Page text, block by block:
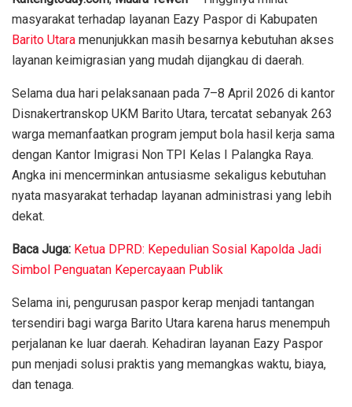
masyarakat terhadap layanan Eazy Paspor di Kabupaten
Barito Utara menunjukkan masih besarnya kebutuhan akses
layanan keimigrasian yang mudah dijangkau di daerah.
Selama dua hari pelaksanaan pada 7–8 April 2026 di kantor
Disnakertranskop UKM Barito Utara, tercatat sebanyak 263
warga memanfaatkan program jemput bola hasil kerja sama
dengan Kantor Imigrasi Non TPI Kelas I Palangka Raya.
Angka ini mencerminkan antusiasme sekaligus kebutuhan
nyata masyarakat terhadap layanan administrasi yang lebih
dekat.
Baca Juga: Ketua DPRD: Kepedulian Sosial Kapolda Jadi
Simbol Penguatan Kepercayaan Publik
Selama ini, pengurusan paspor kerap menjadi tantangan
tersendiri bagi warga Barito Utara karena harus menempuh
perjalanan ke luar daerah. Kehadiran layanan Eazy Paspor
pun menjadi solusi praktis yang memangkas waktu, biaya,
dan tenaga.